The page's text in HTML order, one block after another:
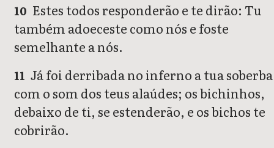
10 Estes todos responderão e te dirão: Tu
também adoeceste como nós e foste
semelhante a nós.
11 Já foi derribada no inferno a tua
com o som dos teus alaúdes; os bichinhos,
debaixo de ti, se estenderão, e os bichos te
cobrirão.